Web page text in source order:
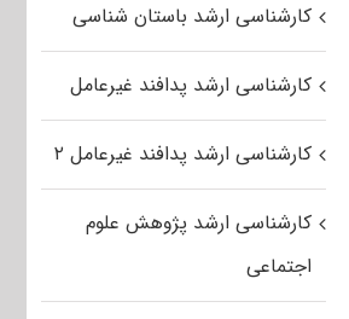
کارشناسی ارشد باستان شناسی
کارشناسی ارشد پدافند غیرعامل
کارشناسی ارشد پدافند غیرعامل ۲
کارشناسی ارشد پژوهش علوم
اجتماعی